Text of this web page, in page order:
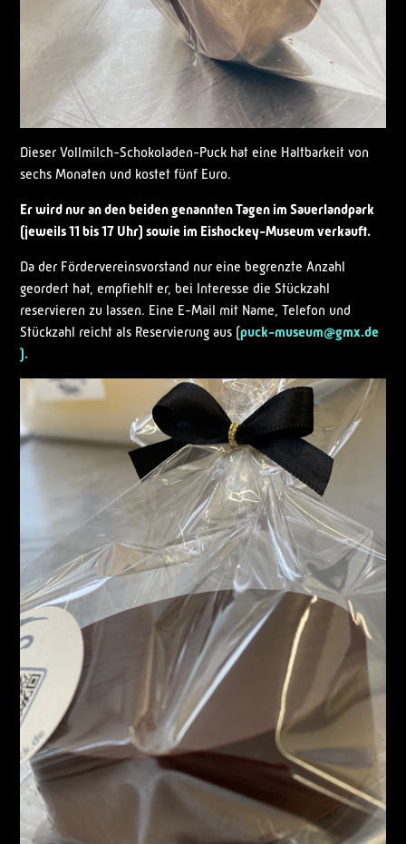
Dieser Vollmilch-Schokoladen-Puck hat eine Haltbarkeit von
sechs Monaten und kostet fünf Euro.
Er wird nur an den beiden genannten Tagen im Sauerlandpark
(jeweils 11 bis 17 Uhr) sowie im Eishockey-Museum verkauft.
Da der Fördervereinsvorstand nur eine begrenzte Anzahl
geordert hat, empfiehlt er, bei Interesse die Stückzahl
reservieren zu lassen. Eine E-Mail mit Name, Telefon und
Stückzahl reicht als Reservierung aus (puck-museum@gmx.de
).